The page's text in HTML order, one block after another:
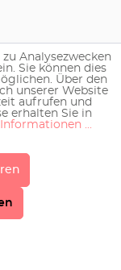
Analysezwecken
Sie können dies
Über den
unserer Website
aufrufen und
erhalten Sie in
...